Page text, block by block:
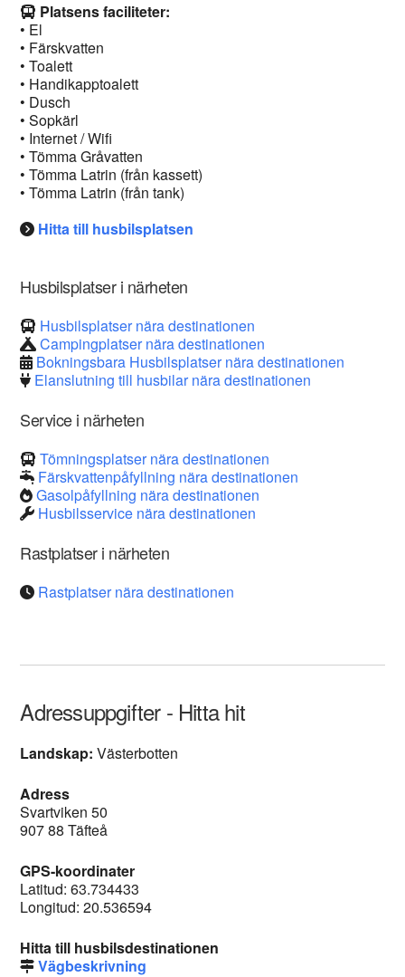
Platsens faciliteter:
• El
• Färskvatten
• Toalett
• Handikapptoalett
• Dusch
• Sopkärl
• Internet / Wifi
• Tömma Gråvatten
• Tömma Latrin (från kassett)
• Tömma Latrin (från tank)
Hitta till husbilsplatsen
Husbilsplatser i närheten
Husbilsplatser nära destinationen
Campingplatser nära destinationen
Bokningsbara Husbilsplatser nära destinationen
Elanslutning till husbilar nära destinationen
Service i närheten
Tömningsplatser nära destinationen
Färskvattenpåfyllning nära destinationen
Gasolpåfyllning nära destinationen
Husbilsservice nära destinationen
Rastplatser i närheten
Rastplatser nära destinationen
Adressuppgifter - Hitta hit
Landskap:Västerbotten
Adress
Svartviken 50
907 88 Täfteå
GPS-koordinater
Latitud: 63.734433
Longitud: 20.536594
Hitta till husbilsdestinationen
Vägbeskrivning